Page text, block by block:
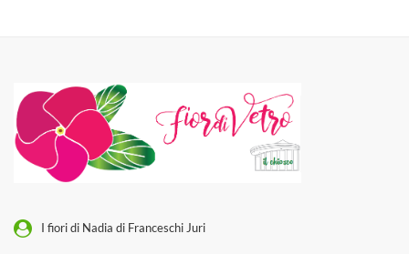
I fiori di Nadia di Franceschi Juri